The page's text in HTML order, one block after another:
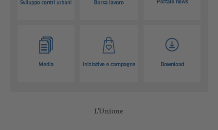
Sviluppo centri urbani Borsa lavoro Portale news
Media Iniziative e campagne Download
L'Unione